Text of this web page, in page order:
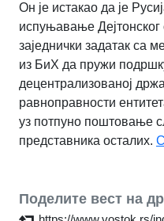
Он је истакао да је
испуњавање Дејтонског
заједнички задатак са
из БиХ да пружи
децентрализованој
равноправности
уз потпуно поштовање
представника осталих.
Поделите вест на